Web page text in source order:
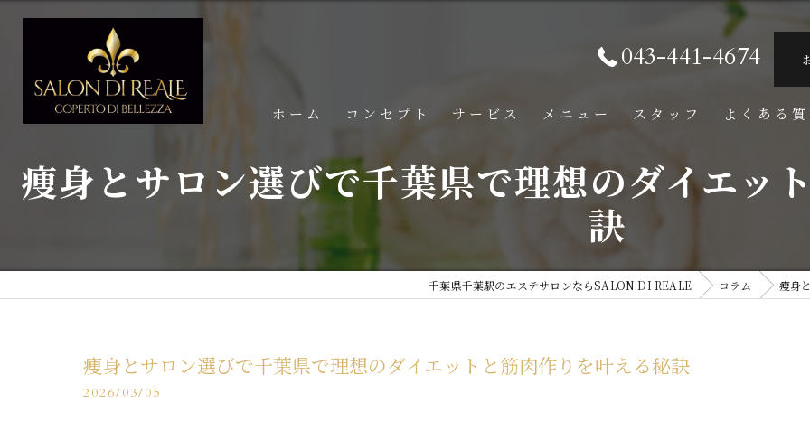
043-441-4674
ホーム コンセプト サービス メニュー スタッフ よくある
痩身とサロン選びで千葉県で理想のダイエッ
訣
千葉県千葉駅のエステサロンならSALON DI REALE コラム 痩身
痩身とサロン選びで千葉県で理想のダイエットと筋肉作りを叶える秘訣
2026/03/05